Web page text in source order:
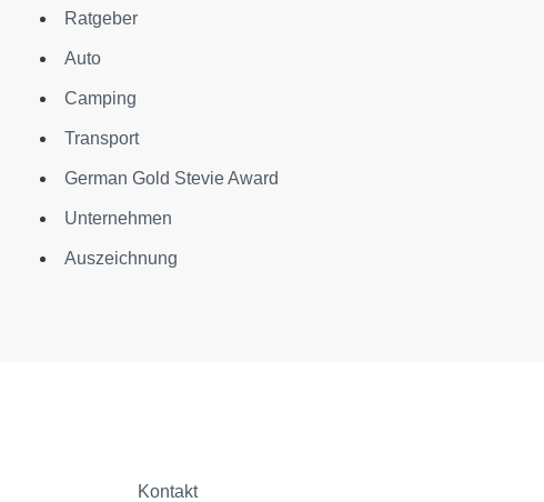
Ratgeber
Auto
Camping
Transport
German Gold Stevie Award
Unternehmen
Auszeichnung
Kontakt